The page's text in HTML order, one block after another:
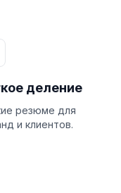
деление
резюме для
и клиентов.